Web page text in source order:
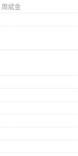
周斌金